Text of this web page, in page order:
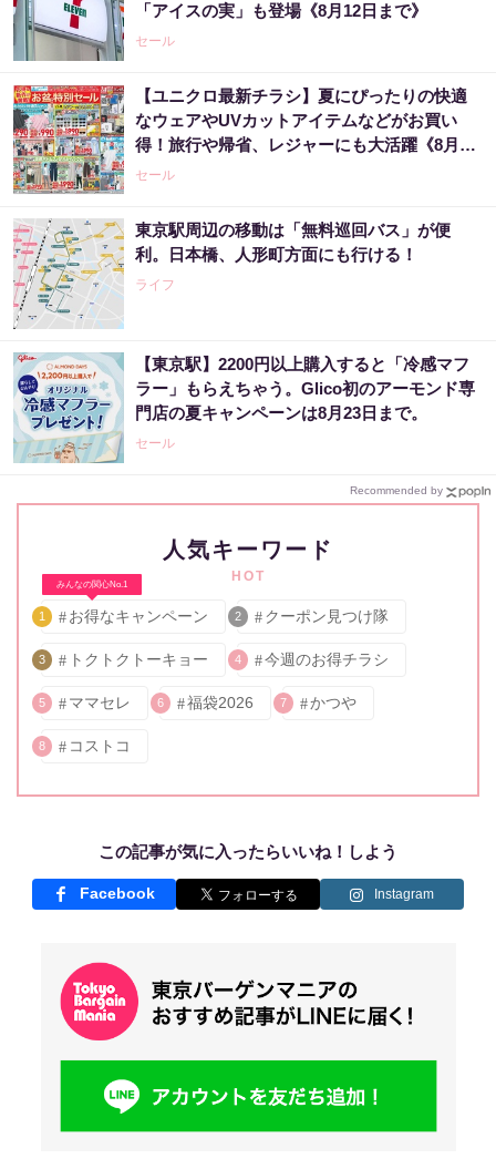
「アイスの実」も登場《8月12日まで》
セール
【ユニクロ最新チラシ】夏にぴったりの快適
なウェアやUVカットアイテムなどがお買い
得！旅行や帰省、レジャーにも大活躍《8月13
日まで》
セール
東京駅周辺の移動は「無料巡回バス」が便
利。日本橋、人形町方面にも行ける！
ライフ
【東京駅】2200円以上購入すると「冷感マフ
ラー」もらえちゃう。Glico初のアーモンド専
門店の夏キャンペーンは8月23日まで。
セール
Recommended by
人気キーワード
HOT
みんなの関心No.1
1 お得なキャンペーン 2 クーポン見つけ隊
3 トクトクトーキョー 4 今週のお得チラシ
5 ママセレ 6 福袋2026 7 かつや
8 コストコ
この記事が気に入ったらいいね！しよう
Facebook Instagram